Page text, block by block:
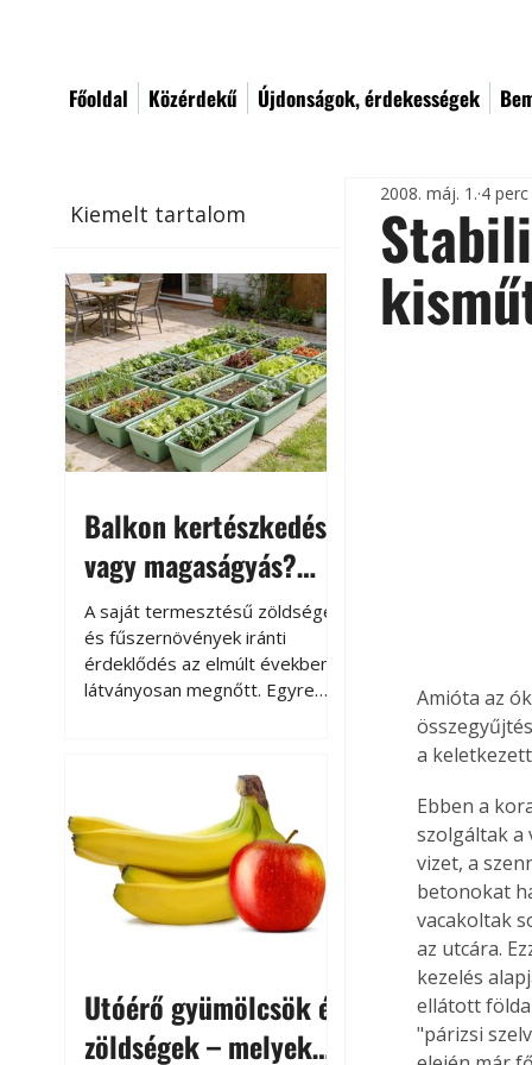
Főoldal Közérdekű Újdonságok, érdekességek
Kiemelt tartalom
Balkon kertészkedés
vagy magaságyás?
Helytakarékos
kertészkedés
A saját termesztésű zöldségek
és fűszernövények iránti
érdeklődés az elmúlt években
látványosan megnőtt. Egyre
kertészkedés sokak számára
kikapcsolódást és feltöltődést
is jelent.
Utóérő gyümölcsök és
zöldségek – melyek
2008. máj. 1. 4
Amióta az
a
Ebben a
szolgáltak a
vizet, a
betonokat
vacakoltak
az utcára.
kezelés
ellátott
"párizsi